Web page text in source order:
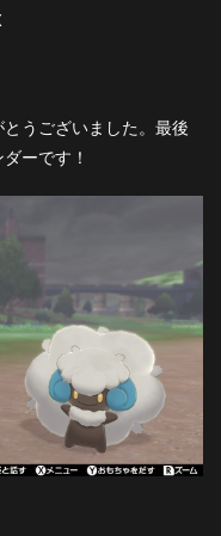
うございました。最後
ーです！